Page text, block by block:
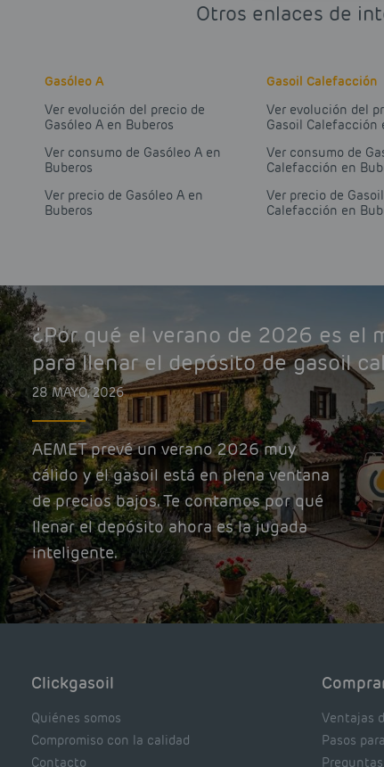
Otros enlaces de
Gasóleo A
Ver evolución del precio de
Gasóleo A en Buberos
Ver consumo de Gasóleo A en
Buberos
Ver precio de Gasóleo A en
Buberos
Gasoil Calefacción
Ver evolución del
Gasoil Calefacción
Ver consumo de
Calefacción en
Ver precio de Gasoil
Calefacción en
¿Por qué el verano de 2026 es el
para llenar el depósito de gasoil
28 MAYO, 2026
AEMET prevé un verano 2026 muy
cálido y el gasoil está en plena ventana
de precios bajos. Te contamos por qué
llenar el depósito ahora es la jugada
inteligente.
Clickgasoil
Quiénes somos
Compromiso con la calidad
Contacto
Ventajas
Pasos